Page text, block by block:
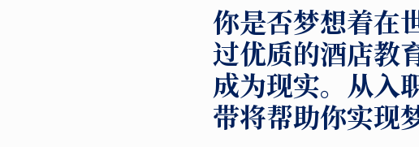
你是否梦想着在
过优质的酒店教
成为现实。从入
带将帮助你实现